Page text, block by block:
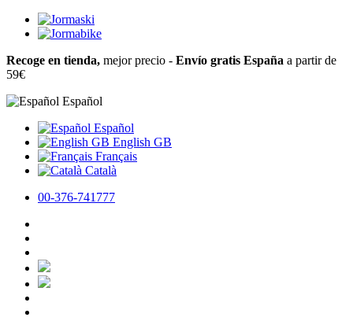
Recoge en tienda, mejor precio - Envío gratis España a partir de
59€
Español
Español
English GB
Français
Català
00-376-741777